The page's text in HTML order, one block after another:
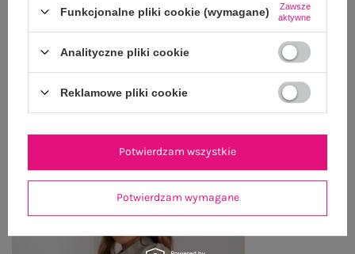
WYSYŁKA I DOSTAWA
OSTATNIO OGLĄDANE
Funkcjonalne pliki cookie (wymagane)
Zawsze
aktywne
Analityczne pliki cookie
Reklamowe pliki cookie
Potwierdzam wymagane
Potwierdzam wszystkie